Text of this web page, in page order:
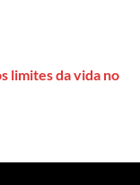
limites da vida no